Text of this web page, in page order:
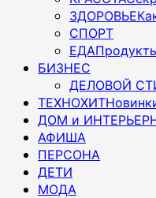
ЗДОРОВЬЕ
СПОРТ
ЕДА
БИЗНЕС
ДЕЛОВОЙ
ТЕХНОХИТ
ДОМ и ИНТЕРЬЕР
АФИША
ПЕРСОНА
ДЕТИ
МОДА